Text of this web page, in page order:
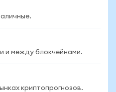
и между блокчейнами.
криптопрогнозов.